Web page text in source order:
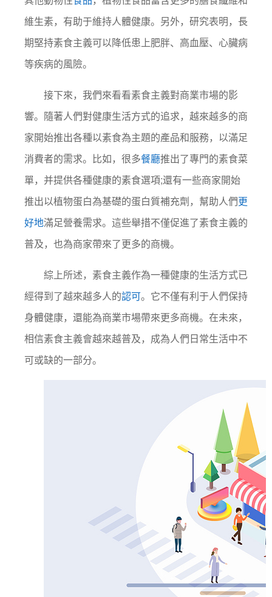
維生素，有助于維持人體健康。另外，研究表明，長
期堅持素食主義可以降低患上肥胖、高血壓、心臟病
等疾病的風險。
接下來，我們來看看素食主義對商業市場的影
響。隨著人們對健康生活方式的追求，越來越多的商
家開始推出各種以素食為主題的產品和服務，以滿足
消費者的需求。比如，很多餐廳推出了專門的素食菜
單，并提供各種健康的素食選項;還有一些商家開始
推出以植物蛋白為基礎的蛋白質補充劑，幫助人們更
好地滿足營養需求。這些舉措不僅促進了素食主義的
普及，也為商家帶來了更多的商機。
綜上所述，素食主義作為一種健康的生活方式已
經得到了越來越多人的認可。它不僅有利于人們保持
身體健康，還能為商業市場帶來更多商機。在未來，
相信素食主義會越來越普及，成為人們日常生活中不
可或缺的一部分。